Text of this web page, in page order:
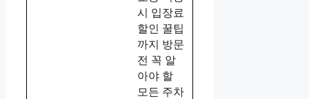
시 입장료
할인 꿀팁
까지 방문
전 꼭 알
아야 할
모든 주차